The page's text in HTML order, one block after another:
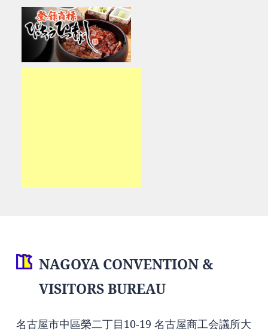
NAGOYA CONVENTION &
VISITORS BUREAU
名古屋市中區榮二丁目10-19 名古屋商工会議所大